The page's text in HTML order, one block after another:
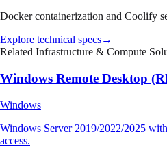
Docker containerization and Coolify
Explore technical specs→
Related Infrastructure & Compute
Windows Remote Desktop
Windows
Windows Server 2019/2022/2025
access.